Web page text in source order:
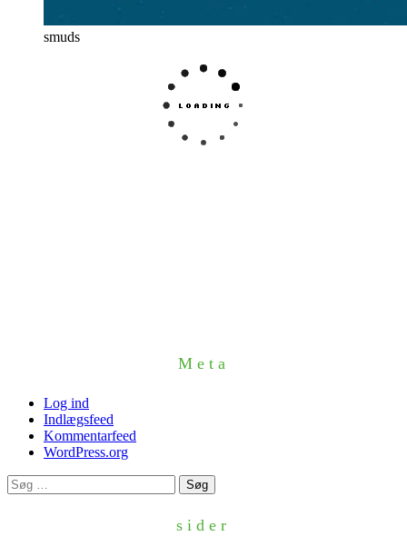
smuds
Meta
Log ind
Indlægsfeed
Kommentarfeed
WordPress.org
Søg
efter:
sider